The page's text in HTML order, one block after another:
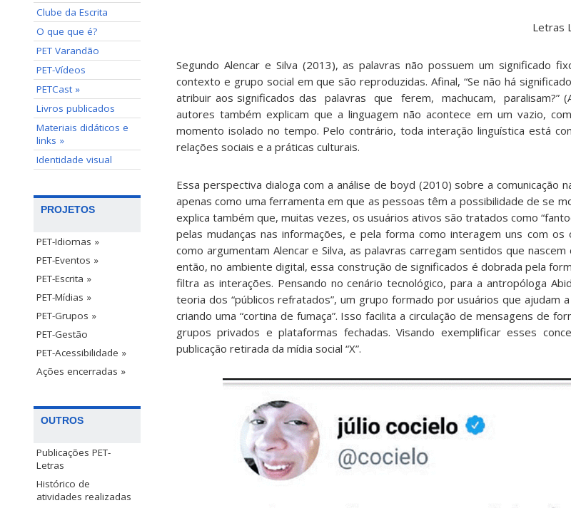
Clube da Escrita
O que que é?
PET Varandão
PET-Vídeos
PETCast »
Livros publicados
Materiais didáticos e
links »
Identidade visual
PROJETOS
PET-Idiomas »
PET-Eventos »
PET-Escrita »
PET-Mídias »
PET-Grupos »
PET-Gestão
PET-Acessibilidade »
Ações encerradas »
OUTROS
Publicações PET-
Letras
Histórico de
atividades realizadas
Letras Língua
Segundo Alencar e Silva (2013), as palavras não possuem um significado
contexto e grupo social em que são reproduzidas. Afinal, “Se não há
atribuir aos significados das palavras que ferem, machucam, paralisam?”
autores também explicam que a linguagem não acontece em um vazio,
momento isolado no tempo. Pelo contrário, toda interação linguística está
relações sociais e a práticas culturais.
Essa perspectiva dialoga com a análise de boyd (2010) sobre a comunicação
apenas como uma ferramenta em que as pessoas têm a possibilidade de se
explica também que, muitas vezes, os usuários ativos são tratados como
pelas mudanças nas informações, e pela forma como interagem uns com
como argumentam Alencar e Silva, as palavras carregam sentidos que
então, no ambiente digital, essa construção de significados é dobrada pela
filtra as interações. Pensando no cenário tecnológico, para a antropóloga
teoria dos “públicos refratados”, um grupo formado por usuários que ajudam
criando uma “cortina de fumaça”. Isso facilita a circulação de mensagens de
grupos privados e plataformas fechadas. Visando exemplificar esses
publicação retirada da mídia social “X”.